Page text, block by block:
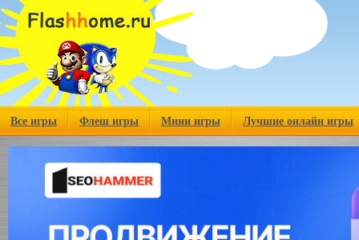
Все игры Флеш игры Мини игры Лучшие онлайн игры